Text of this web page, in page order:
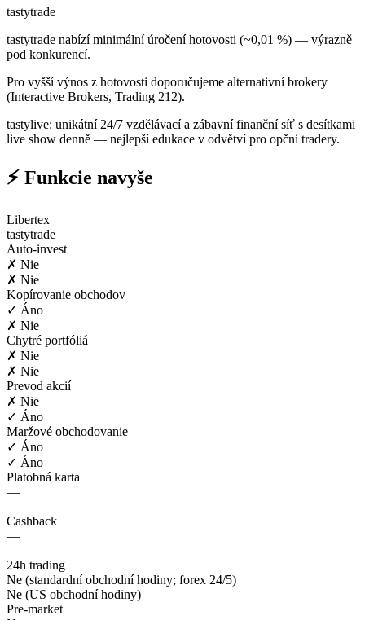
tastytrade
tastytrade nabízí minimální úročení hotovosti (~0,01 %) — výrazně
pod konkurencí.
Pro vyšší výnos z hotovosti doporučujeme alternativní brokery
(Interactive Brokers, Trading 212).
tastylive: unikátní 24/7 vzdělávací a zábavní finanční síť s desítkami
live show denně — nejlepší edukace v odvětví pro opční tradery.
⚡ Funkcie navyše
Libertex
tastytrade
Auto-invest
✗ Nie
✗ Nie
Kopírovanie obchodov
✓ Áno
✗ Nie
Chytré portfóliá
✗ Nie
✗ Nie
Prevod akcií
✗ Nie
✓ Áno
Maržové obchodovanie
✓ Áno
✓ Áno
Platobná karta
—
—
Cashback
—
—
24h trading
Ne (standardní obchodní hodiny; forex 24/5)
Ne (US obchodní hodiny)
Pre-market